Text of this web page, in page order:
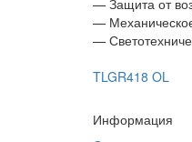
—
—
TLGR418 OL
Информация